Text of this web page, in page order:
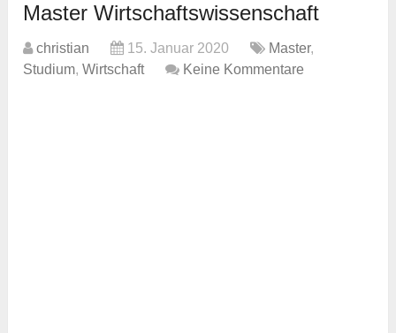
Master Wirtschaftswissenschaft
christian 15. Januar 2020 Master,
Studium,Wirtschaft Keine Kommentare